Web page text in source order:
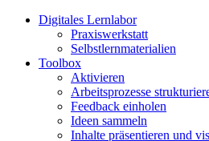
Digitales Lernlabor
Praxiswerkstatt
Selbstlernmaterialien
Toolbox
Aktivieren
Arbeitsprozesse
Feedback einholen
Ideen sammeln
Inhalte präsentieren und